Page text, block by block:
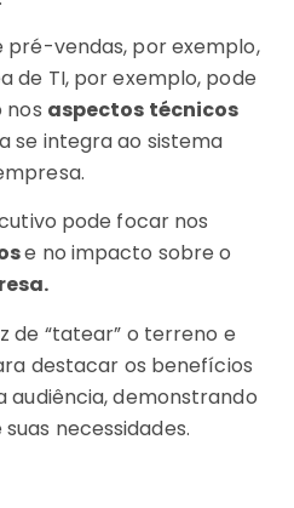
pré-vendas, por exemplo,
de TI, por exemplo, pode
nos aspectos técnicos
se integra ao sistema
pode focar nos
e no impacto sobre o
de “tatear” o terreno e
destacar os benefícios
audiência, demonstrando
necessidades.